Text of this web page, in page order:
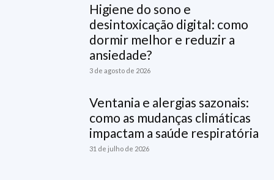
Higiene do sono e
desintoxicação digital: como
dormir melhor e reduzir a
ansiedade?
3 de agosto de 2026
Ventania e alergias sazonais:
como as mudanças climáticas
impactam a saúde respiratória
31 de julho de 2026